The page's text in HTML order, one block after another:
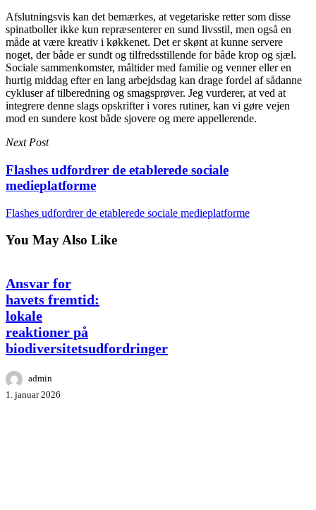
Afslutningsvis kan det bemærkes, at vegetariske retter som disse
spinatboller ikke kun repræsenterer en sund livsstil, men også en
måde at være kreativ i køkkenet. Det er skønt at kunne servere
noget, der både er sundt og tilfredsstillende for både krop og sjæl.
Sociale sammenkomster, måltider med familie og venner eller en
hurtig middag efter en lang arbejdsdag kan drage fordel af sådanne
cykluser af tilberedning og smagsprøver. Jeg vurderer, at ved at
integrere denne slags opskrifter i vores rutiner, kan vi gøre vejen
mod en sundere kost både sjovere og mere appellerende.
Next Post
Flashes udfordrer de etablerede sociale
medieplatforme
Flashes udfordrer de etablerede sociale medieplatforme
You May Also Like
Ansvar
for
havets
fremtid:
lokale
reaktioner
på
biodiversitetsudfordringer
Ansvar for
havets fremtid:
lokale
reaktioner på
biodiversitetsudfordringer
admin
1. januar 2026